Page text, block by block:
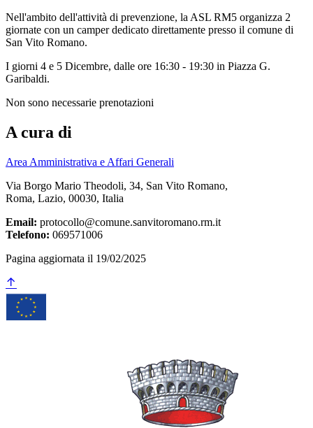
Nell'ambito dell'attività di prevenzione, la ASL RM5 organizza 2
giornate con un camper dedicato direttamente presso il comune di
San Vito Romano.
I giorni 4 e 5 Dicembre, dalle ore 16:30 - 19:30 in Piazza G.
Garibaldi.
Non sono necessarie prenotazioni
A cura di
Area Amministrativa e Affari Generali
Via Borgo Mario Theodoli, 34, San Vito Romano,
Roma, Lazio, 00030, Italia
Email: protocollo@comune.sanvitoromano.rm.it
Telefono: 069571006
Pagina aggiornata il 19/02/2025